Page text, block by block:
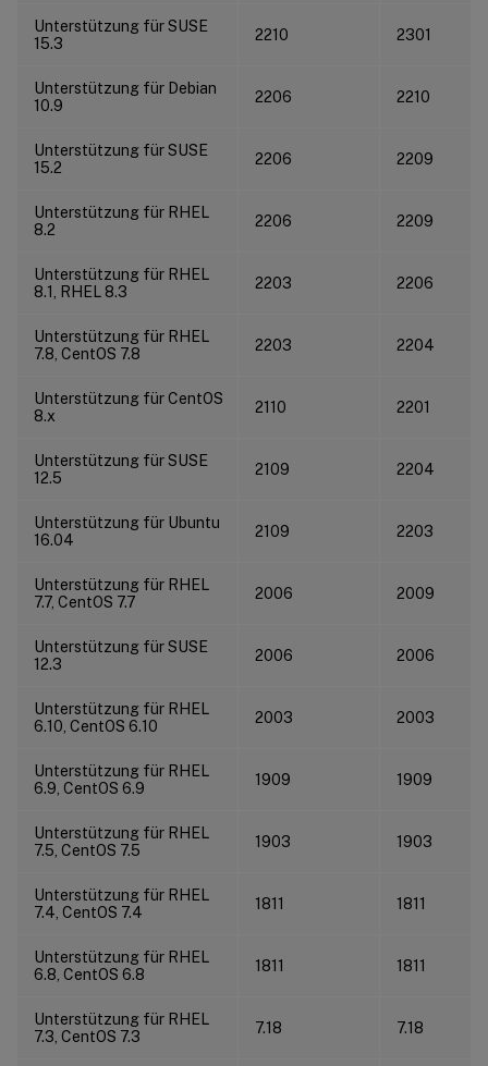
Unterstützung für SUSE
15.3
2210 2301
Unterstützung für Debian
10.9
2206 2210
Unterstützung für SUSE
15.2
2206 2209
Unterstützung für RHEL
8.2
2206 2209
Unterstützung für RHEL
8.1, RHEL 8.3
2203 2206
Unterstützung für RHEL
7.8, CentOS 7.8
2203 2204
Unterstützung für CentOS
8.x
2110 2201
Unterstützung für SUSE
12.5
2109 2204
Unterstützung für Ubuntu
16.04
2109 2203
Unterstützung für RHEL
7.7, CentOS 7.7
2006 2009
Unterstützung für SUSE
12.3
2006 2006
Unterstützung für RHEL
6.10, CentOS 6.10
2003 2003
Unterstützung für RHEL
6.9, CentOS 6.9
1909 1909
Unterstützung für RHEL
7.5, CentOS 7.5
1903 1903
Unterstützung für RHEL
7.4, CentOS 7.4
1811 1811
Unterstützung für RHEL
6.8, CentOS 6.8
1811 1811
Unterstützung für RHEL
7.3, CentOS 7.3
7.18 7.18